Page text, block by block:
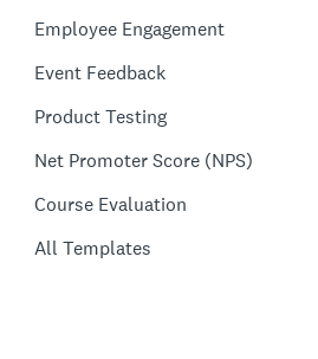
Employee Engagement
Event Feedback
Product Testing
Net Promoter Score (NPS)
Course Evaluation
All Templates